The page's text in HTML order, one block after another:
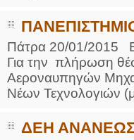
Πάτρα 20/01/2015
Για την πλήρωση
Αεροναυπηγών
Νέων Τεχνολογιών
ΔΕΗ